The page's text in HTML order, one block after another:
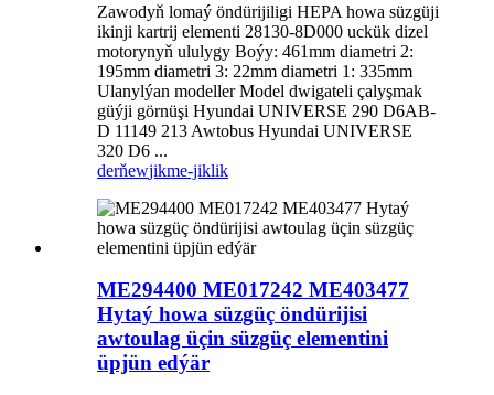
Zawodyň lomaý öndürijiligi HEPA howa süzgüji
ikinji kartrij elementi 28130-8D000 uckük dizel
motorynyň ululygy Boýy: 461mm diametri 2:
195mm diametri 3: 22mm diametri 1: 335mm
Ulanylýan modeller Model dwigateli çalyşmak
güýji görnüşi Hyundai UNIVERSE 290 D6AB-
D 11149 213 Awtobus Hyundai UNIVERSE
320 D6 ...
derňewjikme-jiklik
ME294400 ME017242 ME403477
Hytaý howa süzgüç öndürijisi
awtoulag üçin süzgüç elementini
üpjün edýär